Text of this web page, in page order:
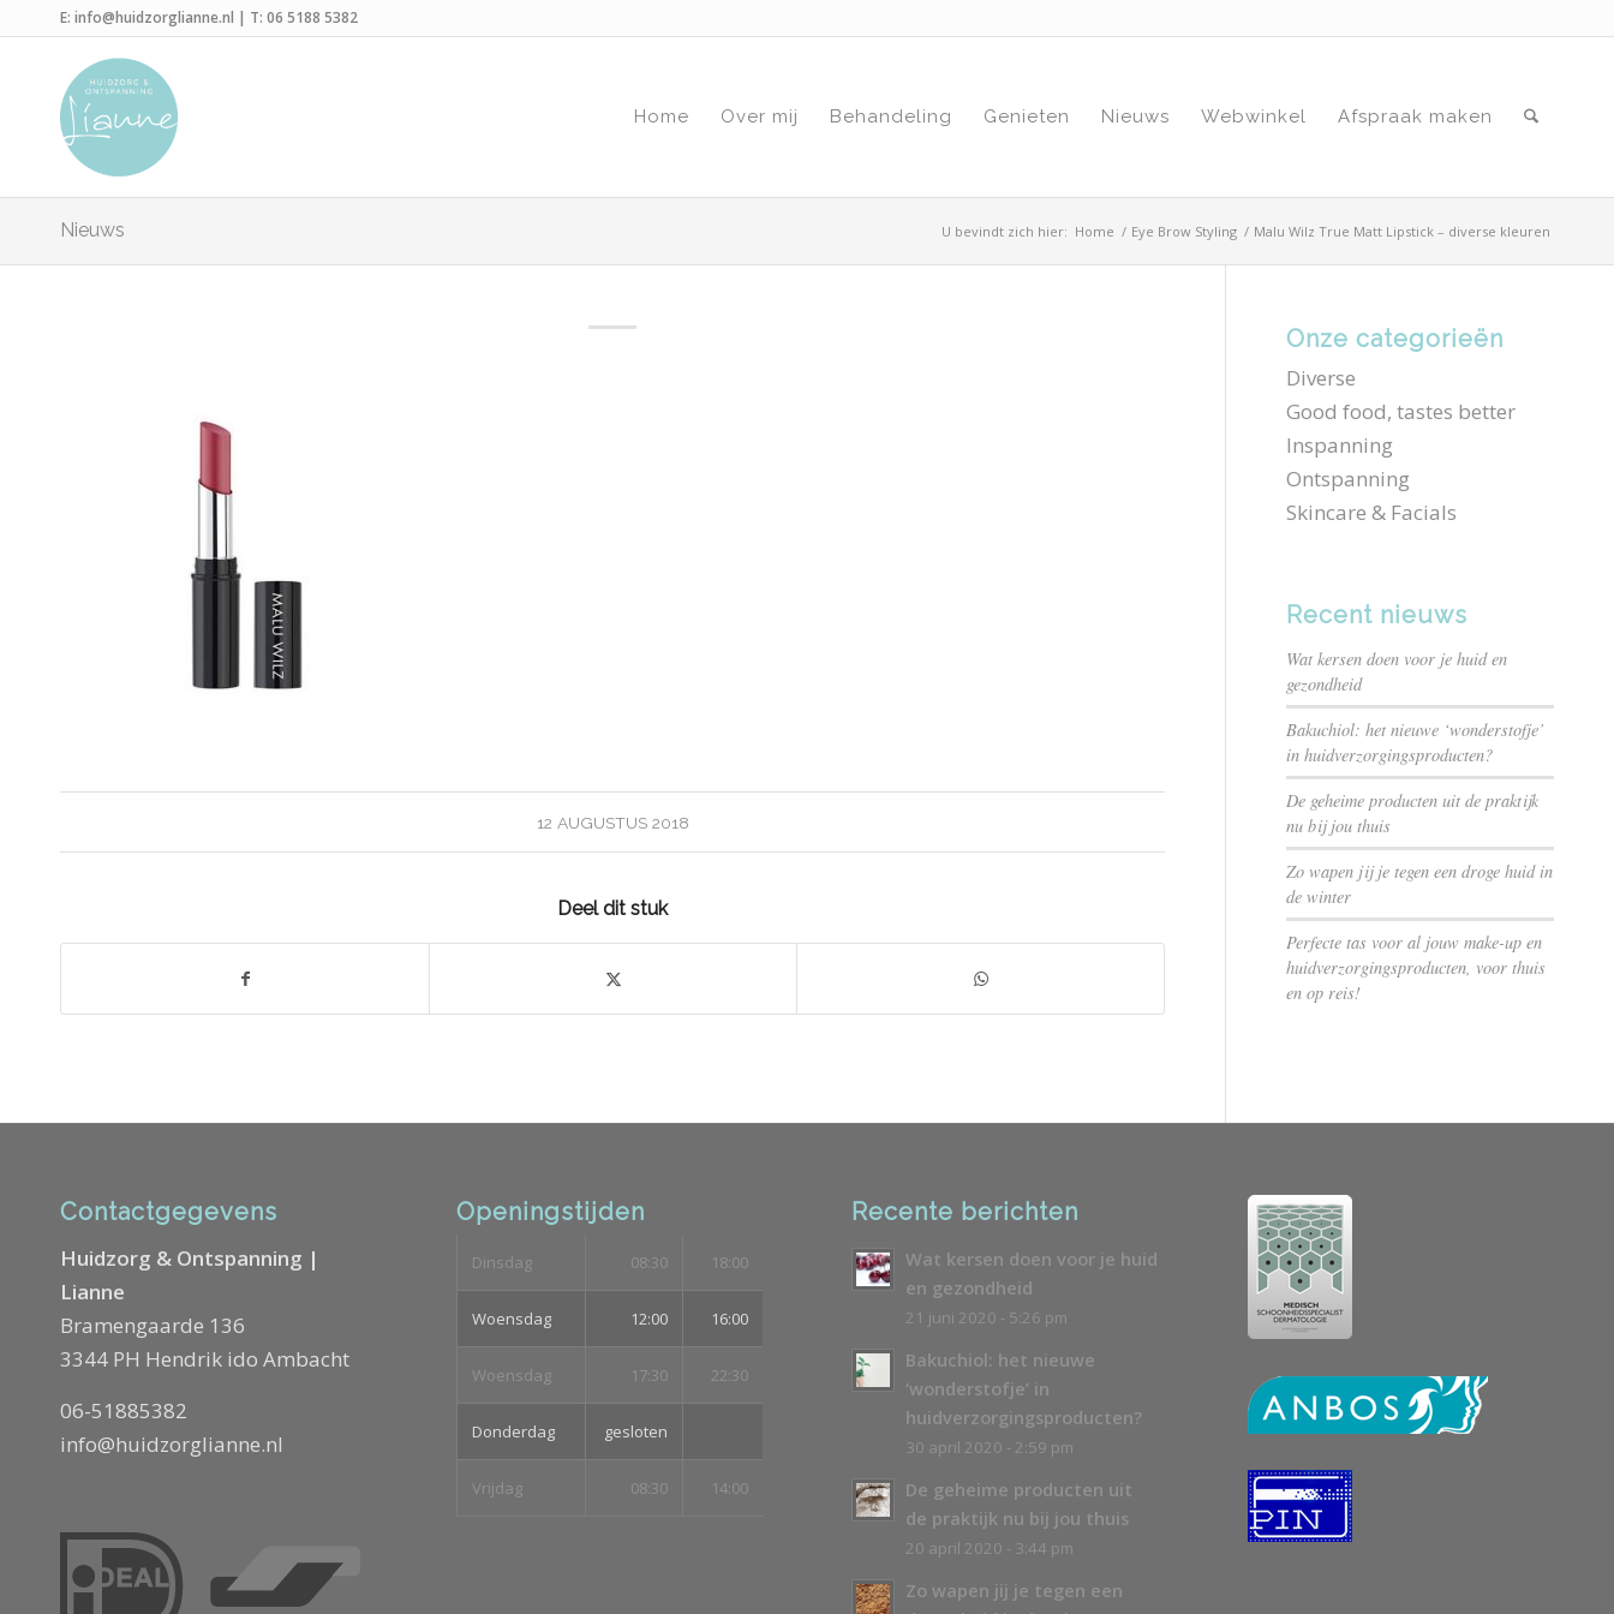
E: info@huidzorglianne.nl | T: 06 5188 5382
Home Over mij Behandeling Genieten Nieuws Webwinkel Afspraak maken
Nieuws U bevindt zich hier: Home / Eye Brow Styling / Malu Wilz True Matt Lipstick – diverse kleuren
12 AUGUSTUS 2018
Deel dit stuk
Onze categorieën
Diverse
Good food, tastes better
Inspanning
Ontspanning
Skincare & Facials
Recent nieuws
Wat kersen doen voor je huid en
gezondheid
Bakuchiol: het nieuwe ‘wonderstofje’
in huidverzorgingsproducten?
De geheime producten uit de praktijk
nu bij jou thuis
Zo wapen jij je tegen een droge huid in
de winter
Perfecte tas voor al jouw make-up en
huidverzorgingsproducten, voor thuis
en op reis!
Contactgegevens
Huidzorg & Ontspanning |
Lianne
Bramengaarde 136
3344 PH Hendrik ido Ambacht
06-51885382
info@huidzorglianne.nl
Openingstijden
Dinsdag 08:30 18:00
Woensdag 12:00 16:00
Woensdag 17:30 22:30
Donderdag gesloten
Vrijdag 08:30 14:00
Recente berichten
Wat kersen doen voor je huid
en gezondheid
21 juni 2020 - 5:26 pm
Bakuchiol: het nieuwe
‘wonderstofje’ in
huidverzorgingsproducten?
30 april 2020 - 2:59 pm
De geheime producten uit
de praktijk nu bij jou thuis
20 april 2020 - 3:44 pm
Zo wapen jij je tegen een